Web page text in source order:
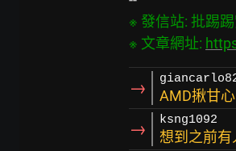
※ 發信站: 批踢
※ 文章網址:
→ AMD揪甘
→ ksng1092
想到之前有